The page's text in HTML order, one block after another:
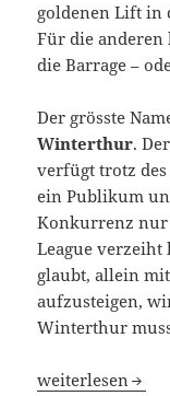
goldenen Lift in
Für die
die Barrage –
Der grösste
Winterthur.
verfügt trotz
ein Publikum
Konkurrenz nur
League verzeiht
glaubt, allein
aufzusteigen,
Winterthur
Challenge
weiterlesen